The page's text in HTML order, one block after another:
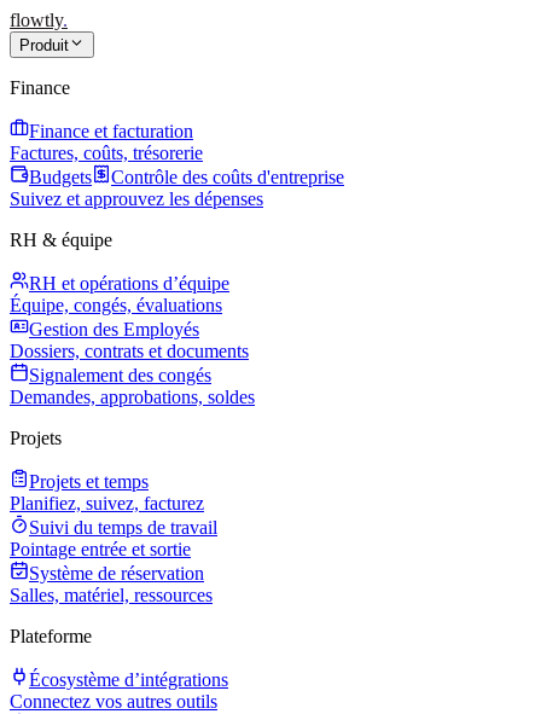
flowtly.
Produit
Finance
Finance et facturation
Factures, coûts, trésorerie
Budgets
Contrôle des coûts d'entreprise
Suivez et approuvez les dépenses
RH & équipe
RH et opérations d’équipe
Équipe, congés, évaluations
Gestion des Employés
Dossiers, contrats et documents
Signalement des congés
Demandes, approbations, soldes
Projets
Projets et temps
Planifiez, suivez, facturez
Suivi du temps de travail
Pointage entrée et sortie
Système de réservation
Salles, matériel, ressources
Plateforme
Écosystème d’intégrations
Connectez vos autres outils